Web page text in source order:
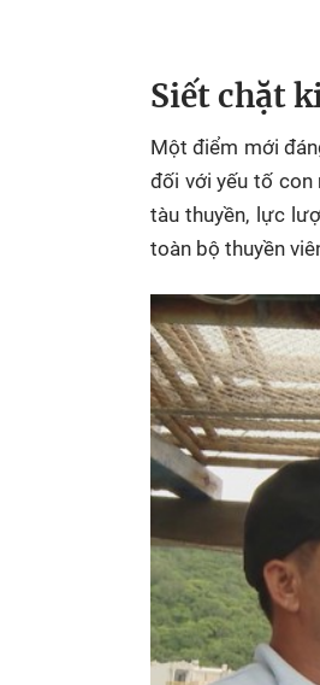
Siết chặt
Một điểm mới
đối với yếu tố con
tàu thuyền, lực
toàn bộ thuyền